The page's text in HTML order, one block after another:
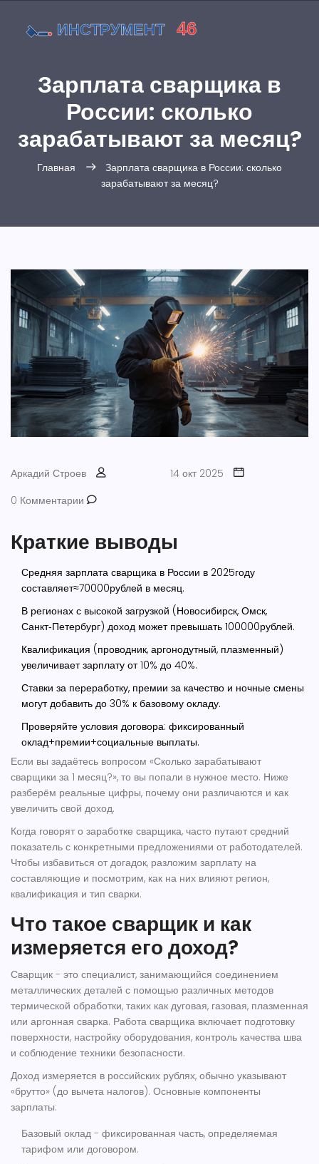
Зарплата сварщика в
России: сколько
зарабатывают за месяц?
Главная
Зарплата сварщика в России: сколько
зарабатывают за месяц?
Аркадий Строев
14 окт 2025
0 Комментарии
Краткие выводы
Средняя зарплата сварщика в России в 2025году
составляет≈70000рублей в месяц.
В регионах с высокой загрузкой (Новосибирск, Омск,
Санкт‑Петербург) доход может превышать 100000рублей.
Квалификация (проводник, аргонодутный, плазменный)
увеличивает зарплату от 10% до 40%.
Ставки за переработку, премии за качество и ночные смены
могут добавить до 30% к базовому окладу.
Проверяйте условия договора: фиксированный
оклад+премии+социальные выплаты.
Если вы задаётесь вопросом «Сколько зарабатывают
сварщики за 1 месяц?», то вы попали в нужное место. Ниже
разберём реальные цифры, почему они различаются и как
увеличить свой доход.
Когда говорят о заработке сварщика, часто путают средний
показатель с конкретными предложениями от работодателей.
Чтобы избавиться от догадок, разложим зарплату на
составляющие и посмотрим, как на них влияют регион,
квалификация и тип сварки.
Что такое сварщик и как
измеряется его доход?
Сварщик - это специалист, занимающийся соединением
металлических деталей с помощью различных методов
термической обработки, таких как дуговая, газовая, плазменная
или аргонная сварка. Работа сварщика включает подготовку
поверхности, настройку оборудования, контроль качества шва
и соблюдение техники безопасности.
Доход измеряется в российских рублях, обычно указывают
«брутто» (до вычета налогов). Основные компоненты
зарплаты:
Базовый оклад - фиксированная часть, определяемая
тарифом или договором.